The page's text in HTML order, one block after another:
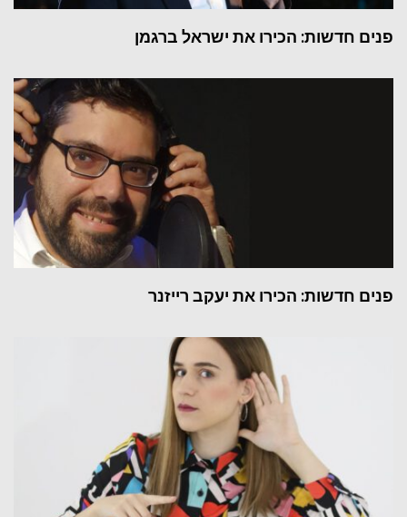
פנים חדשות: הכירו את ישראל ברגמן
פנים חדשות: הכירו את יעקב רייזנר